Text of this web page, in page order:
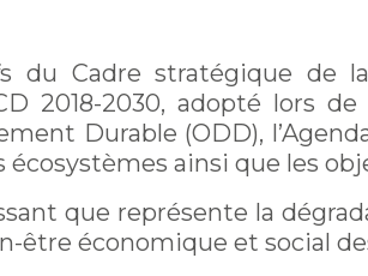
du Cadre stratégique de
2018-2030, adopté lors de
Durable (ODD),
écosystèmes ainsi que les
que représente la
être économique et social